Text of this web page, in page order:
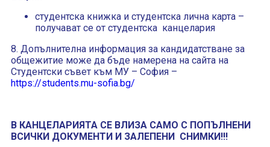
студентска книжка и студентска лична карта –
получават се от студентска канцелария
8. Допълнителна информация за кандидатстване за
общежитие може да бъде намерена на сайта на
Студентски съвет към МУ – София –
https://students.mu-sofia.bg/
В КАНЦЕЛАРИЯТА СЕ ВЛИЗА САМО С ПОПЪЛНЕНИ
ВСИЧКИ ДОКУМЕНТИ И ЗАЛЕПЕНИ СНИМКИ!!!